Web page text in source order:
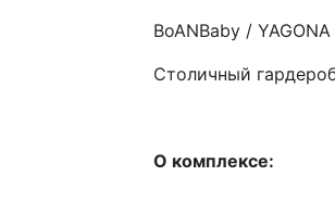
BoANBaby /
Столичный
О комплексе: